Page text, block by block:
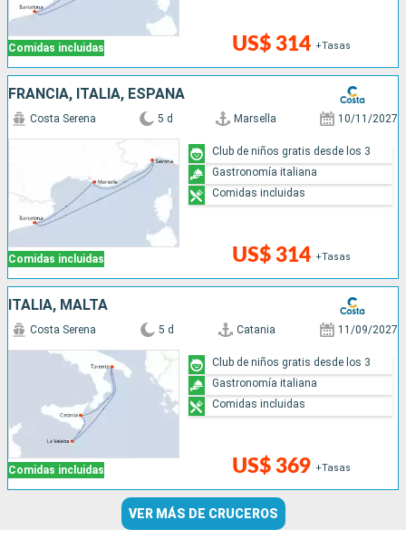
Comidas incluidas US$ 314 +Tasas
FRANCIA, ITALIA, ESPAÑA
Comidas incluidas
Costa Serena 5 d Marsella 10/11/2027
US$ 314 +Tasas
Club de niños gratis desde los 3
Gastronomía italiana
Comidas incluidas
ITALIA, MALTA
Comidas incluidas
Costa Serena 5 d Catania 11/09/2027
US$ 369 +Tasas
Club de niños gratis desde los 3
Gastronomía italiana
Comidas incluidas
VER MÁS DE CRUCEROS